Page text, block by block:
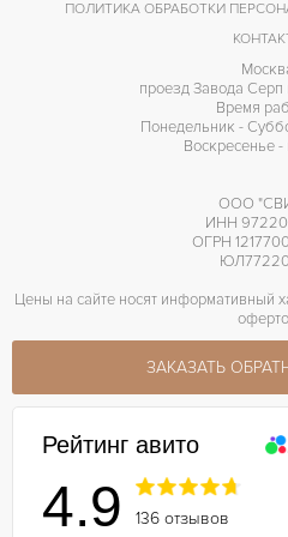
ПОЛИТИКА ОБРАБОТКИ
проезд Завода Серп
Время
Понедельник -
Воскресенье -
ООО
ИНН
ОГРН
Цены на сайте носят информативный
ЗАКАЗАТЬ
Рейтинг авито
4.9 136 отзывов